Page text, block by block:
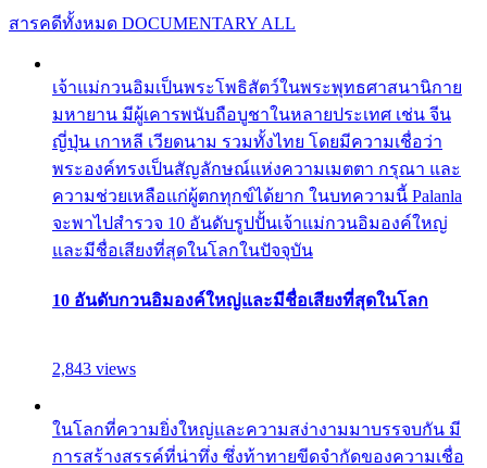
สารคดีทั้งหมด DOCUMENTARY ALL
เจ้าแม่กวนอิมเป็นพระโพธิสัตว์ในพระพุทธศาสนานิกาย
มหายาน มีผู้เคารพนับถือบูชาในหลายประเทศ เช่น จีน
ญี่ปุ่น เกาหลี เวียดนาม รวมทั้งไทย โดยมีความเชื่อว่า
พระองค์ทรงเป็นสัญลักษณ์แห่งความเมตตา กรุณา และ
ความช่วยเหลือแก่ผู้ตกทุกข์ได้ยาก ในบทความนี้ Palanla
จะพาไปสำรวจ 10 อันดับรูปปั้นเจ้าแม่กวนอิมองค์ใหญ่
และมีชื่อเสียงที่สุดในโลกในปัจจุบัน
10 อันดับกวนอิมองค์ใหญ่และมีชื่อเสียงที่สุดในโลก
2,843 views
ในโลกที่ความยิ่งใหญ่และความสง่างามมาบรรจบกัน มี
การสร้างสรรค์ที่น่าทึ่ง ซึ่งท้าทายขีดจำกัดของความเชื่อ